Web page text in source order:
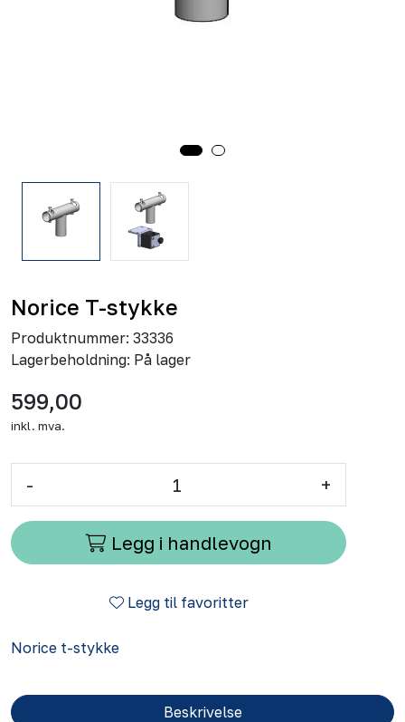
Norice T-stykke
Produktnummer: 33336
Lagerbeholdning: På lager
599,00
inkl. mva.
- +
Legg i handlevogn
Legg til favoritter
Norice t-stykke
Beskrivelse